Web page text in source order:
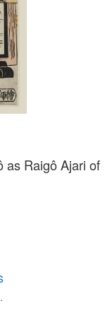
as Raigô Ajari of